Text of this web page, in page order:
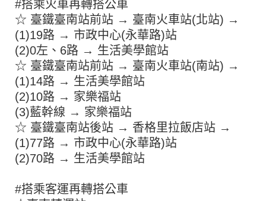
#搭乘火車再轉搭公車
☆ 臺鐵臺南站前站 → 臺南火車站(北站) →
(1)19路 → 市政中心(永華路)站
(2)0左、6路 → 生活美學館站
☆ 臺鐵臺南站前站 → 臺南火車站(南站) →
(1)14路 → 生活美學館站
(2)10路 → 家樂福站
(3)藍幹線 → 家樂福站
☆ 臺鐵臺南站後站 → 香格里拉飯店站 →
(1)77路 → 市政中心(永華路)站
(2)70路 → 生活美學館站
#搭乘客運再轉搭公車